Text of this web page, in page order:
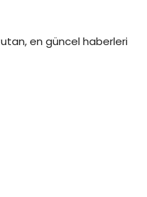
tutan, en güncel haberleri